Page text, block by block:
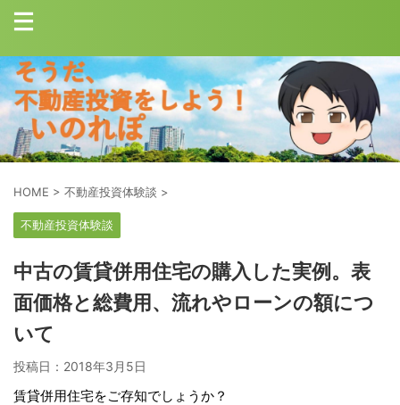
HOME > 不動産投資体験談 >
不動産投資体験談
中古の賃貸併用住宅の購入した実例。表
面価格と総費用、流れやローンの額につ
いて
投稿日： 2018年3月5日
賃貸併用住宅をご存知でしょうか？